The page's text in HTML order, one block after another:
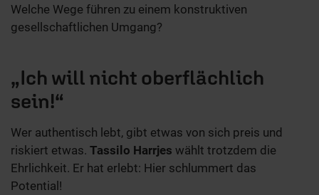
Welche Wege führen zu einem konstruktiven
gesellschaftlichen Umgang?
„Ich will nicht oberflächlich
sein!“
Wer authentisch lebt, gibt etwas von sich preis und
riskiert etwas. Tassilo Harrjes wählt trotzdem die
Ehrlichkeit. Er hat erlebt: Hier schlummert das
Potential!